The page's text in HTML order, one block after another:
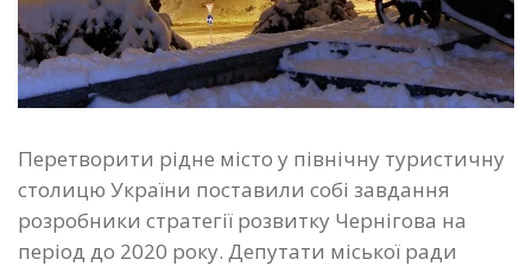
Перетворити рідне місто у північну туристичну
столицю України поставили собі завдання
розробники стратегії розвитку Чернігова на
період до 2020 року. Депутати міської ради